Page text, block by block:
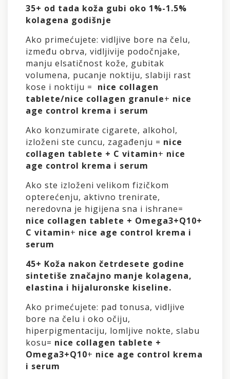
35+ od tada koža gubi oko 1%-1.5%
kolagena godišnje
Ako primećujete: vidljive bore na čelu,
između obrva, vidljivije podočnjake,
manju elsatičnost kože, gubitak
volumena, pucanje noktiju, slabiji rast
kose i noktiju = nice collagen
tablete/nice collagen granule+ nice
age control krema i serum
Ako konzumirate cigarete, alkohol,
izloženi ste cuncu, zagađenju = nice
collagen tablete + C vitamin+ nice
age control krema i serum
Ako ste izloženi velikom fizičkom
opterećenju, aktivno trenirate,
neredovna je higijena sna i ishrane=
nice collagen tablete + Omega3+Q10+
C vitamin+ nice age control krema i
serum
45+ Koža nakon četrdesete godine
sintetiše značajno manje kolagena,
elastina i hijaluronske kiseline.
Ako primećujete: pad tonusa, vidljive
bore na čelu i oko očiju,
hiperpigmentaciju, lomljive nokte, slabu
kosu= nice collagen tablete +
Omega3+Q10+ nice age control krema
i serum